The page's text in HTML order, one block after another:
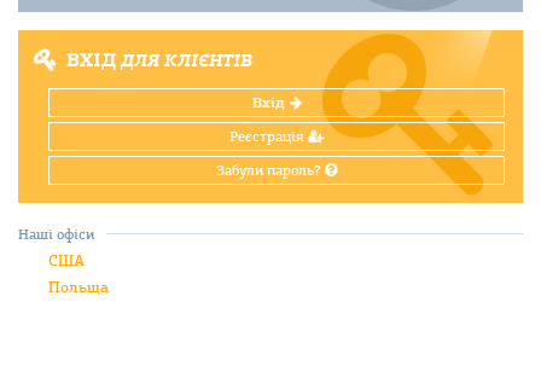
ВХІДДЛЯ КЛІЄНТІВ
Вхід
Реєстрація
Забули пароль?
Наші офіси
США
Польща